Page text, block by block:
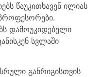
წაუკითხავენ ილიას
დამოუკიდებელი
სვლაში
განრიგისთვის